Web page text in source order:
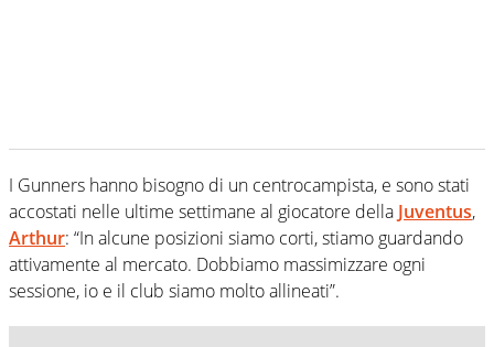
I Gunners hanno bisogno di un centrocampista, e sono stati
accostati nelle ultime settimane al giocatore della Juventus,
Arthur: “In alcune posizioni siamo corti, stiamo guardando
attivamente al mercato. Dobbiamo massimizzare ogni
sessione, io e il club siamo molto allineati”.